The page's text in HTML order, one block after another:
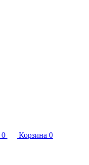
0 Корзина 0